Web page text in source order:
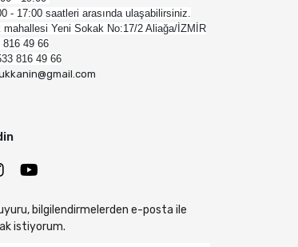
- 17:00 saatleri arasında ulaşabilirsiniz.
mahallesi Yeni Sokak No:17/2 Aliağa/İZMİR
816 49 66
816 49 66
bilgilendirmelerden e-posta ile
istiyorum.